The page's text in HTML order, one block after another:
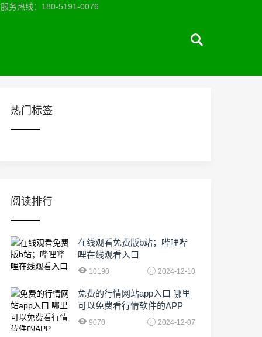
务热线：180-5191-0076
热门标签
阅读排行
在线观看免费版b站；哔哩哔
哩在线观看入口
10190 2024-12-10
免费的行情网站app入口 哪里
可以免费看行情软件的APP
9070 2024-12-07